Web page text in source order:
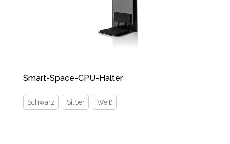
Smart-Space-CPU-Halter
Schwarz Silber Weiß